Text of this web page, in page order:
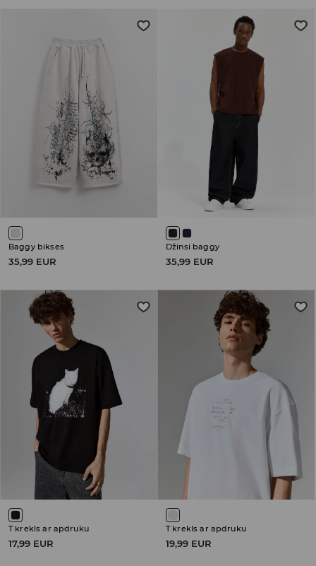
Baggy bikses
35,99 EUR
Džinsi baggy
35,99 EUR
T krekls ar apdruku
17,99 EUR
T krekls ar apdruku
19,99 EUR